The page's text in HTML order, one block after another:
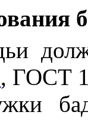
, ГОСТ